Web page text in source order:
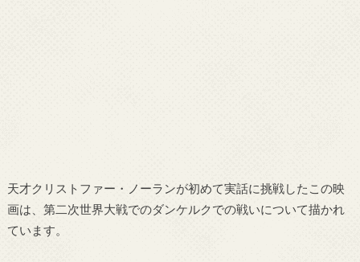
天才クリストファー・ノーランが初めて実話に挑戦したこの映
画は、第二次世界大戦でのダンケルクでの戦いについて描かれ
ています。